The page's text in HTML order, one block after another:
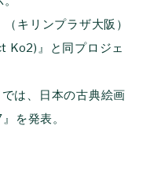
キリンプラザ大阪）
Ko2)』と同プロジェ
は、日本の古典絵画
を発表。